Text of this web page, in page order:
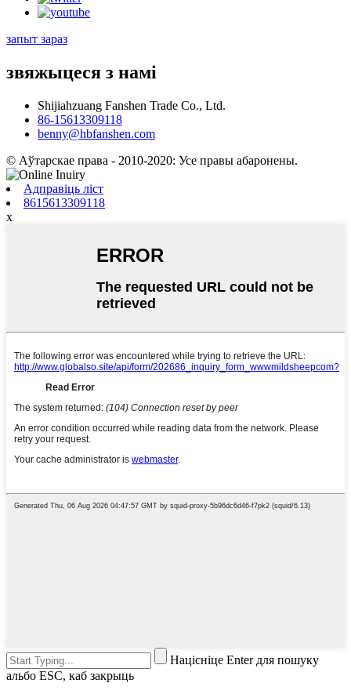
запыт зараз
звяжыцеся з намі
Shijiahzuang Fanshen Trade Co., Ltd.
86-15613309118
benny@hbfanshen.com
© Аўтарскае права - 2010-2020: Усе правы абаронены.
Адправіць ліст
8615613309118
x
Націсніце Enter для пошуку
альбо ESC, каб закрыць